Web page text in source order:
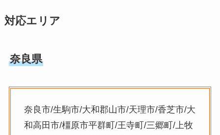
対応エリア
奈良県
奈良市/生駒市/大和郡山市/天理市/香芝市/大
和高田市/橿原市平群町/王寺町/三郷町/上牧